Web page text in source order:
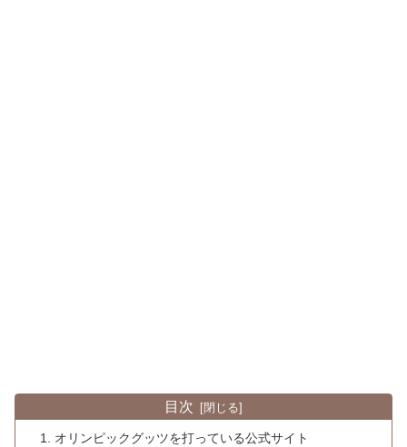
目次
オリンピックグッツを打っている公式サイト